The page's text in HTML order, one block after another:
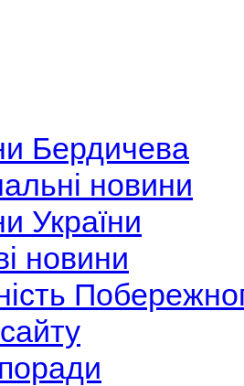
Бердичева
новини
України
новини